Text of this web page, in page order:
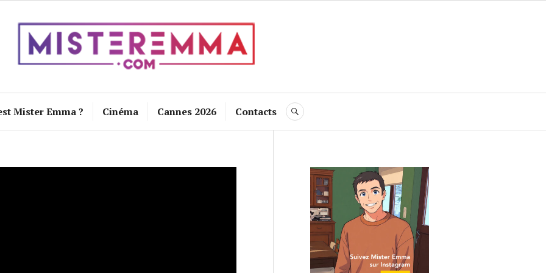
Mister Emma ? Cinéma Cannes 2026 Contacts RECHERCHE